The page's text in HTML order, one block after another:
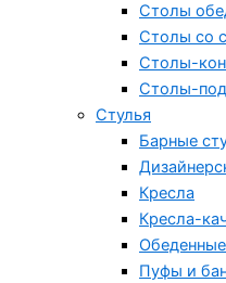
Столы
Столы со
Столы-
Столы-
Стулья
Барные
Кресла
Кресла-
Пуфы и